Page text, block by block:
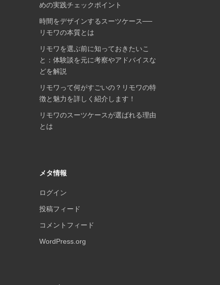
めの実践チェックポイント
時間をデザインするスーツケース──
リモワの本質とは
リモワを選ぶ前に知っておきたいこ
と：体験談を元に考察やアドバイスな
どを解説
リモワって何がすごいの？リモワの特
徴と魅力を詳しく紹介します！
リモワのスーツケースが選ばれる理由
とは
メタ情報
ログイン
投稿フィード
コメントフィード
WordPress.org